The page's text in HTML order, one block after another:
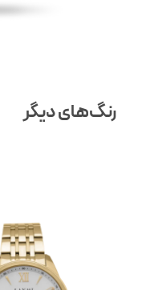
رنگ‌های دیگر